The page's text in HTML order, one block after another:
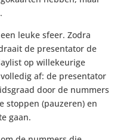
leuke sfeer. Zodra
de presentator de
op willekeurige
af: de presentator
door de nummers
stoppen (pauzeren) en
gaan.